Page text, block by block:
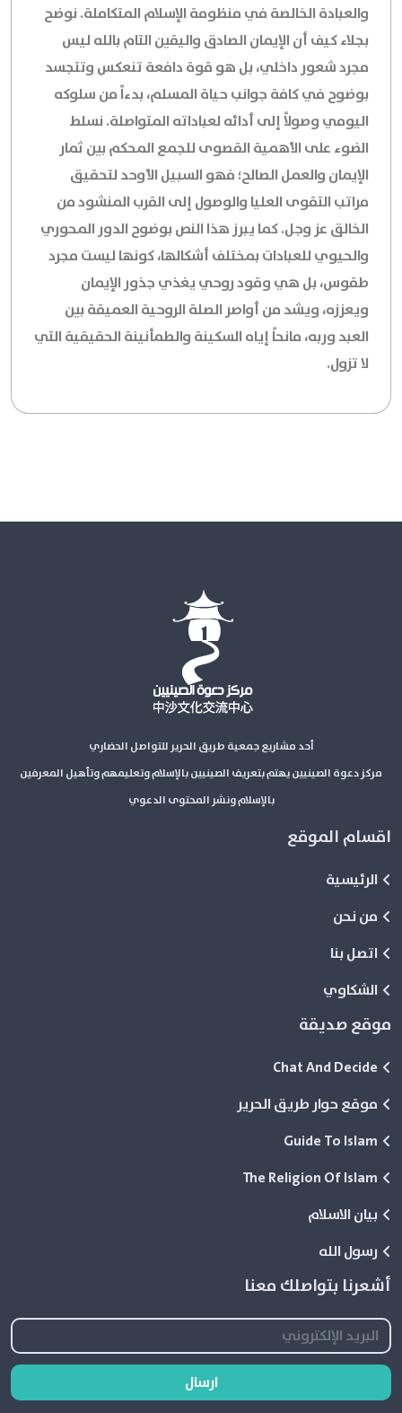
والعبادة الخالصة في منظومة الإسلام المتكاملة. نوضح
بجلاء كيف أن الإيمان الصادق واليقين التام بالله ليس
مجرد شعور داخلي، بل هو قوة دافعة تنعكس وتتجسد
بوضوح في كافة جوانب حياة المسلم، بدءاً من سلوكه
اليومي وصولاً إلى أدائه لعباداته المتواصلة. نسلط
الضوء على الأهمية القصوى للجمع المحكم بين ثمار
الإيمان والعمل الصالح؛ فهو السبيل الأوحد لتحقيق
مراتب التقوى العليا والوصول إلى القرب المنشود من
الخالق عز وجل. كما يبرز هذا النص بوضوح الدور المحوري
والحيوي للعبادات بمختلف أشكالها، كونها ليست مجرد
طقوس، بل هي وقود روحي يغذي جذور الإيمان
ويعززه، ويشد من أواصر الصلة الروحية العميقة بين
العبد وربه، مانحاً إياه السكينة والطمأنينة الحقيقية التي
لا تزول.
أحد مشاريع جمعية طريق الحرير للتواصل الحضاري
مركز دعوة الصينيين يهتم بتعريف الصينيين بالإسلام وتعليمهم وتأهيل المعرفين
بالإسلام ونشر المحتوى الدعوي
اقسام الموقع
الرئيسية
من نحن
اتصل بنا
الشكاوي
موقع صديقة
Chat And Decide
موقع حوار طريق الحرير
Guide To Islam
The Religion Of Islam
بيان الاسلام
رسول الله
أشعرنا بتواصلك معنا
ارسال